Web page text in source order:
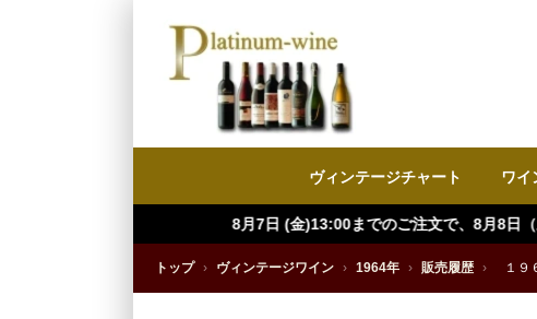
ヴィンテージチャート ワイ
8月7日 (金)13:00までのご注文で、8月8日（土）にお届け可能です
トップ › ヴィンテージワイン › 1964年 › 販売履歴 › １９